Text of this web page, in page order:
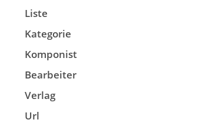
Liste
Kategorie
Komponist
Bearbeiter
Verlag
Url